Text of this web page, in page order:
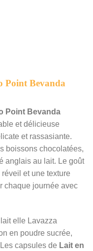
Point Bevanda
Point Bevanda
et délicieuse
et rassasiante.
boissons chocolatées,
anglais au lait. Le goût
et une texture
chaque journée avec
elle Lavazza
en poudre sucrée,
capsules de Lait en